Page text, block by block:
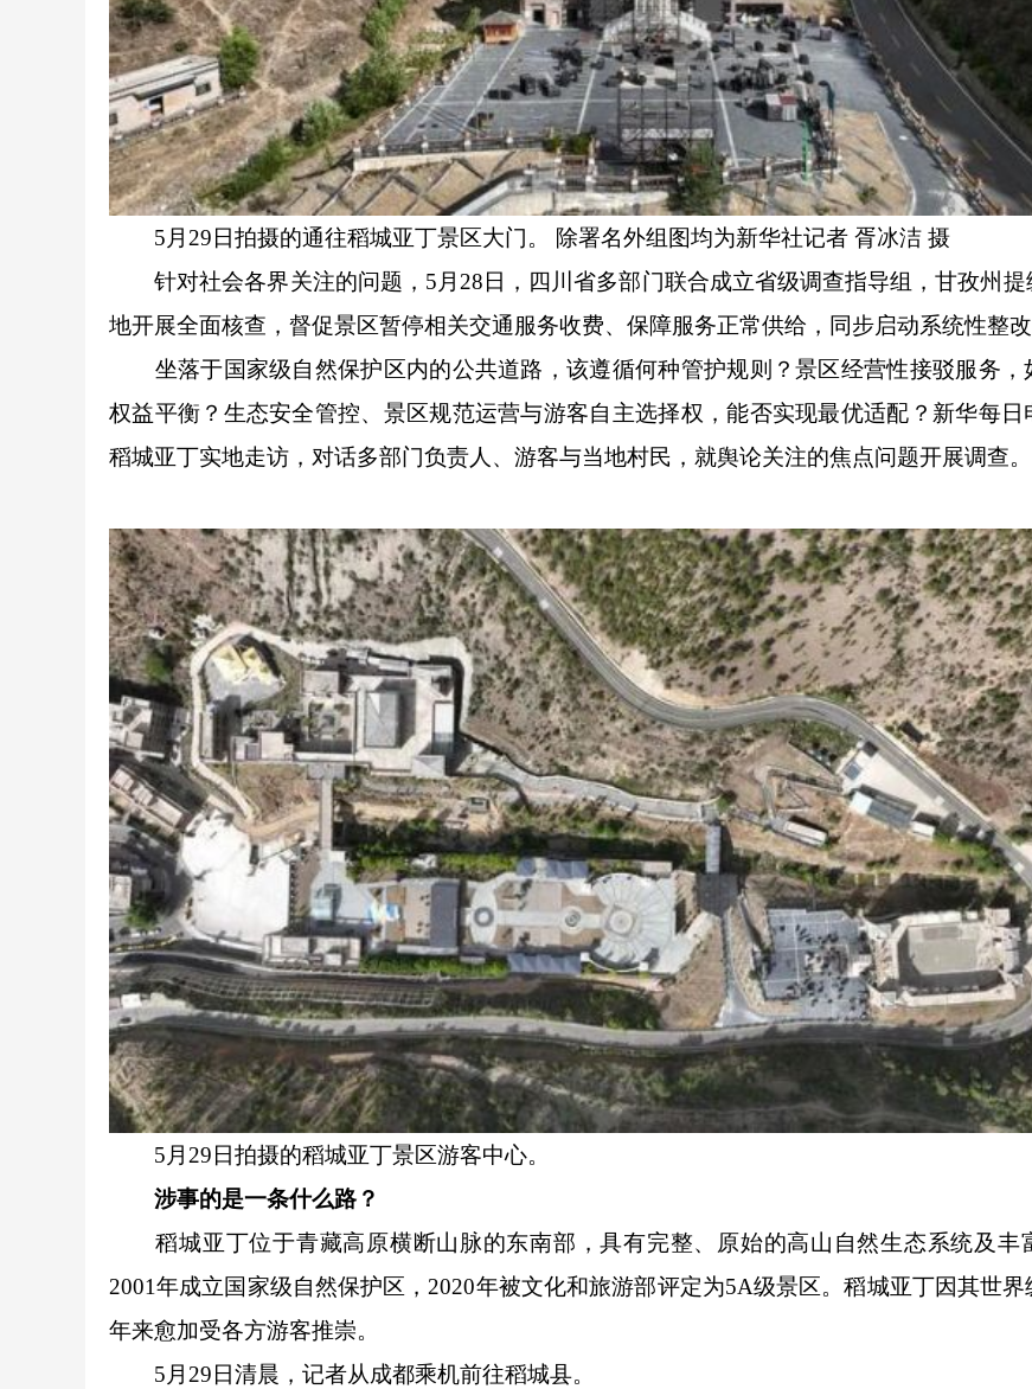
5月29日拍摄的通往稻城亚丁景区大门。
除署名外组图均为新华社记者 胥冰洁 摄
针对社会各界关注的问题，5月28日，四川省多部门联合成立省级调查指导组，甘孜州提
地开展全面核查，督促景区暂停相关交通服务收费、保障服务正常供给，同步启动系统性整改
坐落于国家级自然保护区内的公共道路，该遵循何种管护规则？景区经营性接驳服务，
权益平衡？生态安全管控、景区规范运营与游客自主选择权，能否实现最优适配？新华每日
稻城亚丁实地走访，对话多部门负责人、游客与当地村民，就舆论关注的焦点问题开展调查。
5月29日拍摄的稻城亚丁景区游客中心。
涉事的是一条什么路？
稻城亚丁位于青藏高原横断山脉的东南部，具有完整、原始的高山自然生态系统及丰
2001年成立国家级自然保护区，2020年被文化和旅游部评定为5A级景区。稻城亚丁因其世
年来愈加受各方游客推崇。
5月29日清晨，记者从成都乘机前往稻城县。